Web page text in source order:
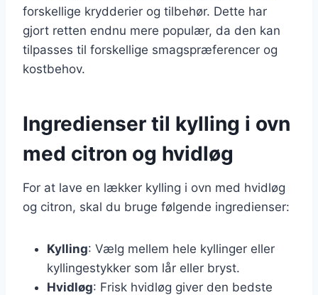
forskellige krydderier og tilbehør. Dette har
gjort retten endnu mere populær, da den kan
tilpasses til forskellige smagspræferencer og
kostbehov.
Ingredienser til kylling i ovn
med citron og hvidløg
For at lave en lækker kylling i ovn med hvidløg
og citron, skal du bruge følgende ingredienser:
Kylling: Vælg mellem hele kyllinger eller
kyllingestykker som lår eller bryst.
Hvidløg: Frisk hvidløg giver den bedste